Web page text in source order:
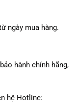
ngày mua hàng.
hành chính hãng,
hệ Hotline: